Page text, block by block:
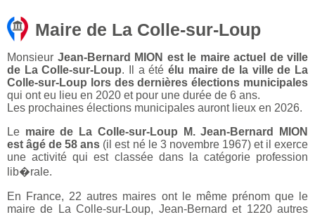
Maire de La Colle-sur-Loup
Monsieur Jean-Bernard MION est le maire actuel de ville
de La Colle-sur-Loup. Il a étéélu maire de la ville de La
Colle-sur-Loup lors des dernières élections municipales
qui ont eu lieu en 2020 et pour une durée de 6 ans.
Les prochaines élections municipales auront lieux en 2026.
Le maire de La Colle-sur-Loup M. Jean-Bernard MION
est âgé de 58 ans (il est né le 3 novembre 1967) et il exerce
une activité qui est classée dans la catégorie profession
lib�rale.
En France, 22 autres maires ont le même prénom que le
maire de La Colle-sur-Loup, Jean-Bernard et 1220 autres